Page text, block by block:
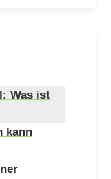
Was ist
kann